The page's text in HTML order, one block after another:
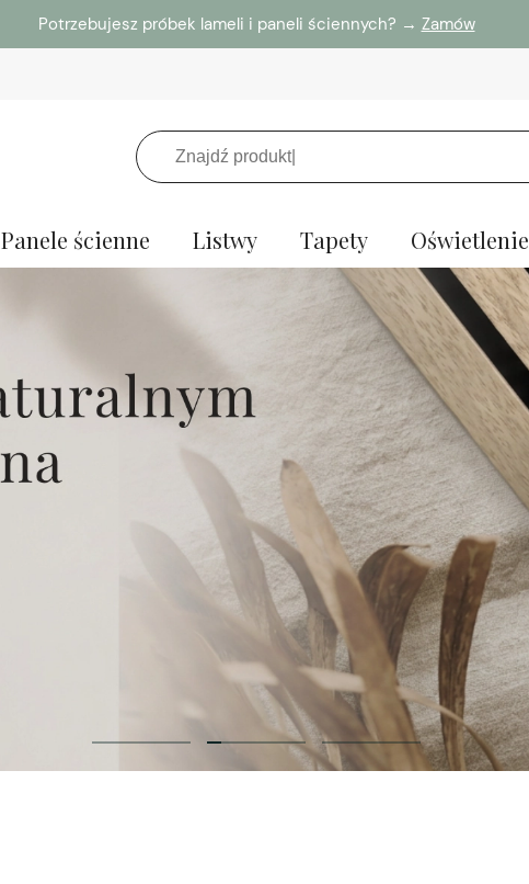
Potrzebujesz próbek lameli i paneli ściennych? → Zamów
Panele ścienne Listwy Tapety Oświetlenie